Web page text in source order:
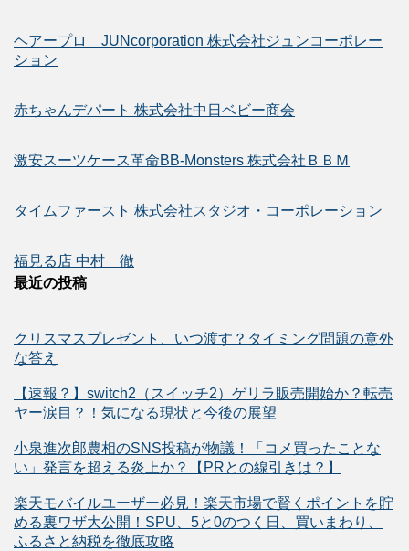
ヘアープロ JUNcorporation 株式会社ジュンコーポレー
ション
赤ちゃんデパート 株式会社中日ベビー商会
激安スーツケース革命BB-Monsters 株式会社ＢＢＭ
タイムファースト 株式会社スタジオ・コーポレーション
福見る店 中村 徹
最近の投稿
クリスマスプレゼント、いつ渡す？タイミング問題の意外
な答え
【速報？】switch2（スイッチ2）ゲリラ販売開始か？転売
ヤー涙目？！気になる現状と今後の展望
小泉進次郎農相のSNS投稿が物議！「コメ買ったことな
い」発言を超える炎上か？【PRとの線引きは？】
楽天モバイルユーザー必見！楽天市場で賢くポイントを貯
める裏ワザ大公開！SPU、5と0のつく日、買いまわり、
ふるさと納税を徹底攻略